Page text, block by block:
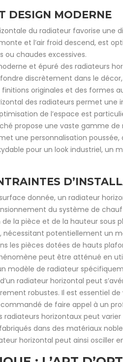
DESIGN MODERNE
du radiateur favorise une
et l’air froid descend,
ou chaudes excessives.
et épuré des radiateurs
discrètement dans le
originales et des formes
des radiateurs permet une
de l’espace est
propose une vaste gamme
une personnalisation
pour un look industriel,
donnée, un radiateur
du système de
la pièce et de la hauteur
potentiellement un
les pièces dotées de hauts
peut être atténué en
modèle de radiateur
d’un radiateur horizontal peut
robustes. Il est essentiel
de faire appel à un
radiateurs horizontaux peut
dans des matériaux
horizontal peut ainsi